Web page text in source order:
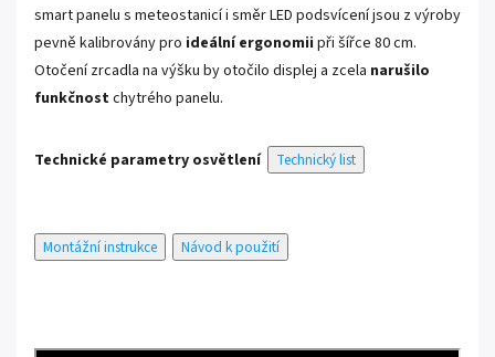
smart panelu s meteostanicí i směr LED podsvícení jsou z výroby
pevně kalibrovány pro ideální ergonomii při šířce 80 cm.
Otočení zrcadla na výšku by otočilo displej a zcela narušilo
funkčnostchytrého panelu.
Technické parametry osvětlení Technický list
Montážní instrukce Návod k použití